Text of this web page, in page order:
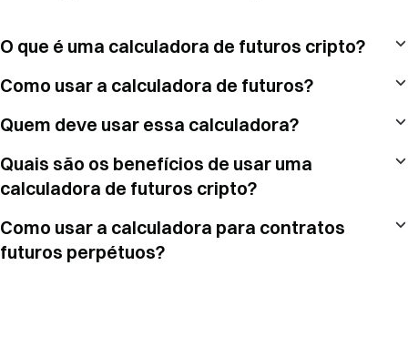
O que é uma calculadora de futuros cripto?
Como usar a calculadora de futuros?
Quem deve usar essa calculadora?
Quais são os benefícios de usar uma
calculadora de futuros cripto?
Como usar a calculadora para contratos
futuros perpétuos?